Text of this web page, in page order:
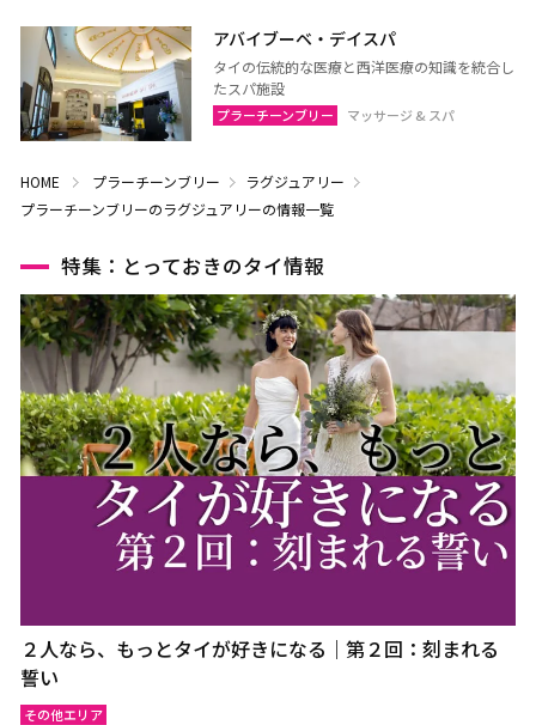
アバイブーベ・デイスパ
タイの伝統的な医療と西洋医療の知識を統合し
たスパ施設
プラーチーンブリー マッサージ & スパ
HOME プラーチーンブリー
ラグジュアリー
プラーチーンブリーのラグジュアリーの情報一覧
特集：とっておきのタイ情報
２人なら、もっとタイが好きになる｜第２回：刻まれる
誓い
その他エリア